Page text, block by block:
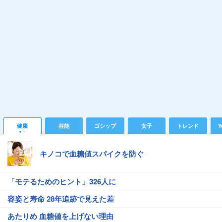
健康 芸能 ゴシップ 女子 トレンド
キノコで血糖値スパイクを防ぐ
「モテるためのヒント」326人に
容姿と寿命 28年追跡で見えた差
あたりめ 血糖値を上げない理由